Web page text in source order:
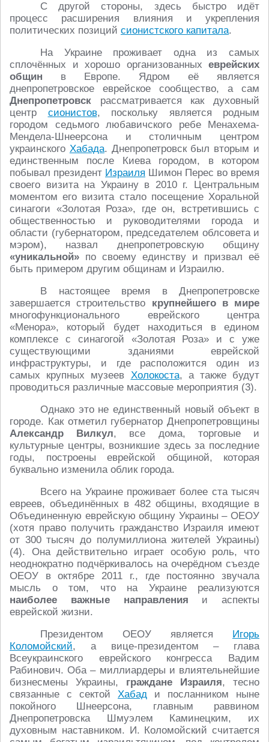
С другой стороны, здесь быстро идёт
процесс расширения влияния и укрепления
политических позиций сионистского капитала.
На Украине проживает одна из самых
сплочённых и хорошо организованных еврейских
общин в Европе. Ядром её является
днепропетровское еврейское сообщество, а сам
Днепропетровск рассматривается как духовный
центр сионистов, поскольку является родным
городом седьмого любавичского ребе Менахема-
Мендела-Шнеерсона и столичным центром
украинского Хабада. Днепропетровск был вторым и
единственным после Киева городом, в котором
побывал президент Израиля Шимон Перес во время
своего визита на Украину в 2010 г. Центральным
моментом его визита стало посещение Хоральной
синагоги «Золотая Роза», где он, встретившись с
общественностью и руководителями города и
области (губернатором, председателем облсовета и
мэром), назвал днепропетровскую общину
«уникальной» по своему единству и призвал её
быть примером другим общинам и Израилю.
В настоящее время в Днепропетровске
завершается строительство крупнейшего в мире
многофункционального еврейского центра
«Менора», который будет находиться в едином
комплексе с синагогой «Золотая Роза» и с уже
существующими зданиями еврейской
инфраструктуры, и где расположится один из
самых крупных музеев Холокоста, а также будут
проводиться различные массовые мероприятия (3).
Однако это не единственный новый объект в
городе. Как отметил губернатор Днепропетровщины
Александр Вилкул, все дома, торговые и
культурные центры, возникшие здесь за последние
годы, построены еврейской общиной, которая
буквально изменила облик города.
Всего на Украине проживает более ста тысяч
евреев, объединённых в 482 общины, входящие в
Объединенную еврейскую общину Украины – ОЕОУ
(хотя право получить гражданство Израиля имеют
от 300 тысяч до полумиллиона жителей Украины)
(4). Она действительно играет особую роль, что
неоднократно подчёркивалось на очерёдном съезде
ОЕОУ в октябре 2011 г., где постоянно звучала
мысль о том, что на Украине реализуются
наиболее важные направления и аспекты
еврейской жизни.
Президентом ОЕОУ является Игорь
Коломойский, а вице-президентом – глава
Всеукраинского еврейского конгресса Вадим
Рабинович. Оба – миллиардеры и влиятельнейшие
бизнесмены Украины, граждане Израиля, тесно
связанные с сектой Хабад и посланником ныне
покойного Шнеерсона, главным раввином
Днепропетровска Шмуэлем Каминецким, их
духовным наставником. И. Коломойский считается